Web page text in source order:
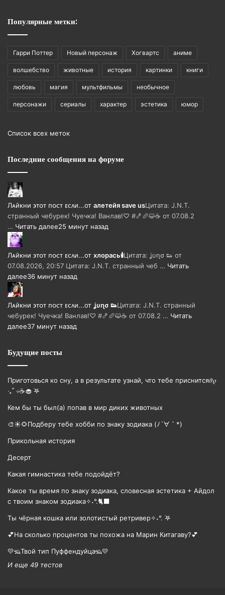
Популярные метки:
Гарри Поттер Новый персонаж Хогвартс аниме
волшебство животные история картинки книги
любовь магия мультфильмы необычное
персонажи сериалы характер эстетика юмор
Список всех меток
Последние сообщения на форуме
Лᴀйᴋни ϶ᴛᴏᴛ ᴨᴏᴄᴛ ᴇᴄᴧи...от алетейя save usЦитата: J.N.T.
странный чебурек! Чуечка! Ванлав!♡ #🍤🥖😺☕ от 07.08.2
… Читать далее25 минут назад
Лᴀйᴋни ϶ᴛᴏᴛ ᴨᴏᴄᴛ ᴇᴄᴧи...от хлорась🕯Цитата: ʝυɳσ 👟 от
07.08.2026, 20:57 Цитата: J.N.T. странный чеб … Читать
далее36 минут назад
Лᴀйᴋни ϶ᴛᴏᴛ ᴨᴏᴄᴛ ᴇᴄᴧи...от ʝυɳσ 👟Цитата: J.N.T. странный
чебурек! Чуечка! Ванлав!♡ #🍤🥖😺☕ от 07.08.2 … Читать
далее37 минут назад
Будущие посты
Приготовься ко сну, а в результате узнай, что тебе приснится𝜗𝜚
‧₊˚ ⊹☕️🧁 ࣪𖤐
Кем бы ты был(а) попав в мир диких животных
🎨☀🌻Подберу тебе хобби по знаку зодиака (ﾉ´∀｀*)
Прикольная история
Десерт
Какая гимнастика тебе подойдёт?
Какое ты время по знаку зодиака, словесная эстетика + Айдол
с твоим знаком зодиака✧˖°.🐈‍⬛
Ты чёрная кошка или золотистый ретривер✧˖°. ࣪𖤐
💕На сколько процентов ты похожа на Марин Китагаву?💕
💛🦡Твой тип Пуффендуйца🦡💛
И еще 49 тестов